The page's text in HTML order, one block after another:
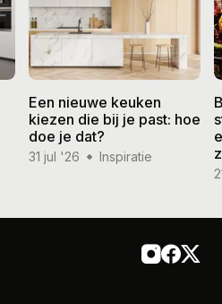
Een nieuwe keuken
kiezen die bij je past: hoe
doe je dat?
31 jul '26 Inspiratie